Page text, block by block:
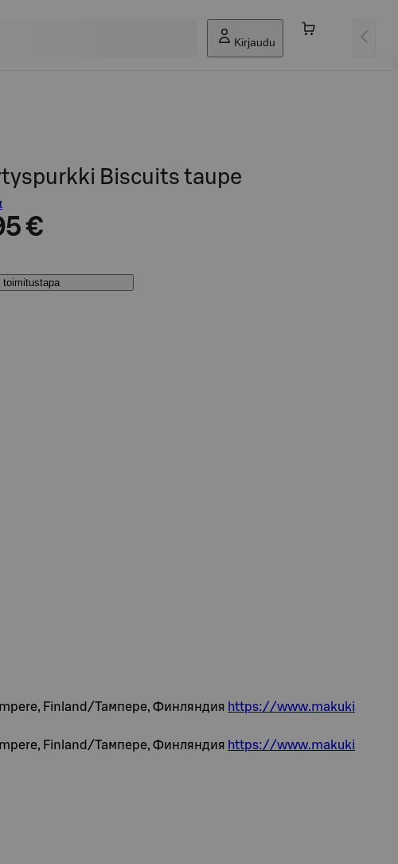
Kirjaudu
Biscuits taupe
€
toimitustapa
Finland/Тампере, Финляндия https://www.makuki
Finland/Тампере, Финляндия https://www.makuki